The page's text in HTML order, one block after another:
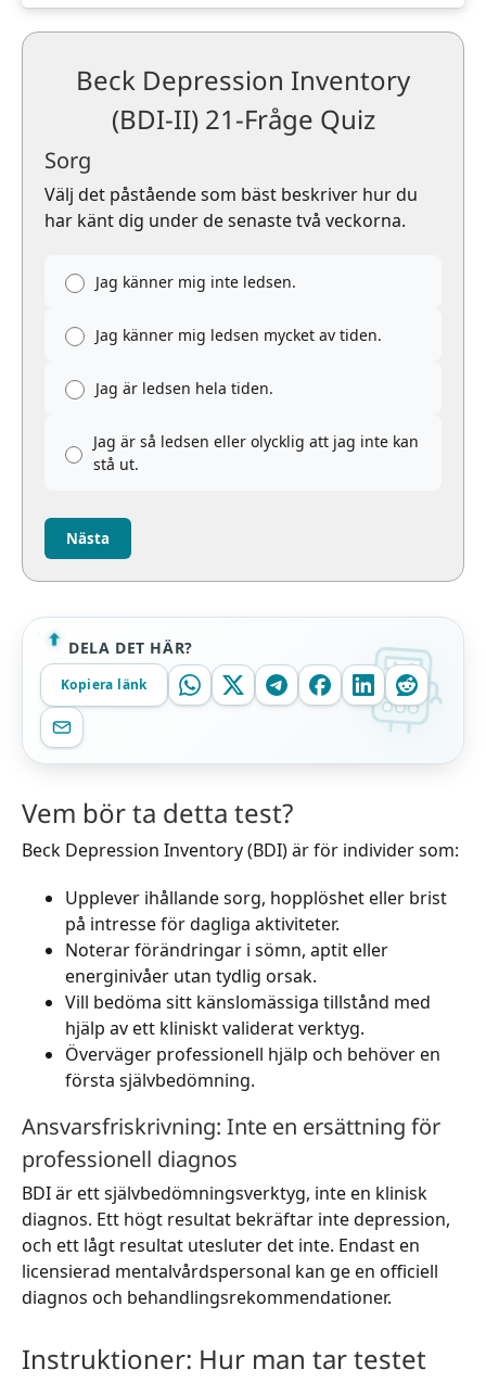
Beck Depression Inventory
(BDI-II) 21-Fråge Quiz
Sorg
Välj det påstående som bäst beskriver hur du
har känt dig under de senaste två veckorna.
Jag känner mig inte ledsen.
Jag känner mig ledsen mycket av tiden.
Jag är ledsen hela tiden.
Jag är så ledsen eller olycklig att jag inte kan
stå ut.
Nästa
DELA DET HÄR?
Kopiera länk
Vem bör ta detta test?
Beck Depression Inventory (BDI) är för individer som:
Upplever ihållande sorg, hopplöshet eller brist
på intresse för dagliga aktiviteter.
Noterar förändringar i sömn, aptit eller
energinivåer utan tydlig orsak.
Vill bedöma sitt känslomässiga tillstånd med
hjälp av ett kliniskt validerat verktyg.
Överväger professionell hjälp och behöver en
första självbedömning.
Ansvarsfriskrivning: Inte en ersättning för
professionell diagnos
BDI är ett självbedömningsverktyg, inte en klinisk
diagnos. Ett högt resultat bekräftar inte depression,
och ett lågt resultat utesluter det inte. Endast en
licensierad mentalvårdspersonal kan ge en officiell
diagnos och behandlingsrekommendationer.
Instruktioner: Hur man tar testet